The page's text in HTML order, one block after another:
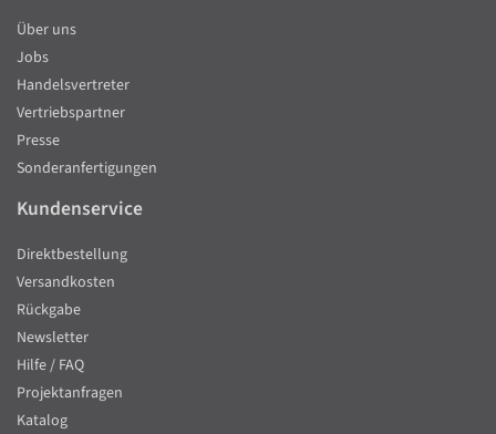
Über uns
Jobs
Handelsvertreter
Vertriebspartner
Presse
Sonderanfertigungen
Kundenservice
Direktbestellung
Versandkosten
Rückgabe
Newsletter
Hilfe / FAQ
Projektanfragen
Katalog